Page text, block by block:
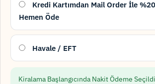
Kredi Kartımdan Mail Order İle
Hemen Öde
Havale / EFT
Kiralama Başlangıcında Nakit Ödeme Seçildi